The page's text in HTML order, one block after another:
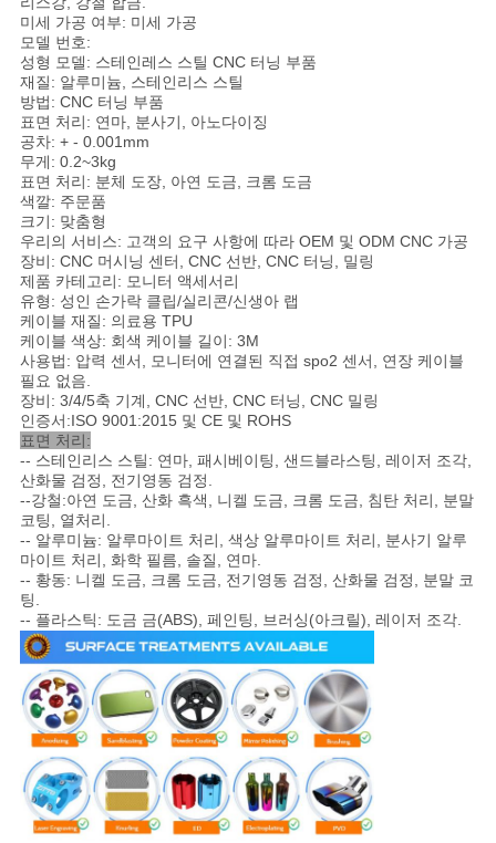
을
요
청
하
십
시
오
사
이
트
지
도
개
인
정
보
보
미세 가공 여부: 미세 가공
모델 번호:
성형 모델: 스테인레스 스틸 CNC 터닝 부품
재질: 알루미늄, 스테인리스 스틸
방법: CNC 터닝 부품
표면 처리: 연마, 분사기, 아노다이징
공차: + - 0.001mm
무게: 0.2~3kg
표면 처리: 분체 도장, 아연 도금, 크롬 도금
색깔: 주문품
크기: 맞춤형
우리의 서비스: 고객의 요구 사항에 따라 OEM 및 ODM CNC 가공
장비: CNC 머시닝 센터, CNC 선반, CNC 터닝, 밀링
제품 카테고리: 모니터 액세서리
유형: 성인 손가락 클립/실리콘/신생아 랩
케이블 재질: 의료용 TPU
케이블 색상: 회색 케이블 길이: 3M
사용법: 압력 센서, 모니터에 연결된 직접 spo2 센서, 연장 케이블
필요 없음.
장비: 3/4/5축 기계, CNC 선반, CNC 터닝, CNC 밀링
인증서:ISO 9001:2015 및 CE 및 ROHS
표면 처리:
-- 스테인리스 스틸: 연마, 패시베이팅, 샌드블라스팅, 레이저 조각,
산화물 검정, 전기영동 검정.
--강철:아연 도금, 산화 흑색, 니켈 도금, 크롬 도금, 침탄 처리, 분말
코팅, 열처리.
-- 알루미늄: 알루마이트 처리, 색상 알루마이트 처리, 분사기 알루
마이트 처리, 화학 필름, 솔질, 연마.
-- 황동: 니켈 도금, 크롬 도금, 전기영동 검정, 산화물 검정, 분말 코
팅.
-- 플라스틱: 도금 금(ABS), 페인팅, 브러싱(아크릴), 레이저 조각.